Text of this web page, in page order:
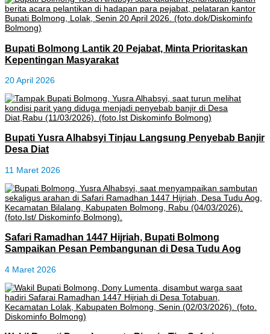
Bupati Bolmong Lantik 20 Pejabat, Minta Prioritaskan
Kepentingan Masyarakat
20 April 2026
Bupati Yusra Alhabsyi Tinjau Langsung Penyebab Banjir
Desa Diat
11 Maret 2026
Safari Ramadhan 1447 Hijriah, Bupati Bolmong
Sampaikan Pesan Pembangunan di Desa Tudu Aog
4 Maret 2026